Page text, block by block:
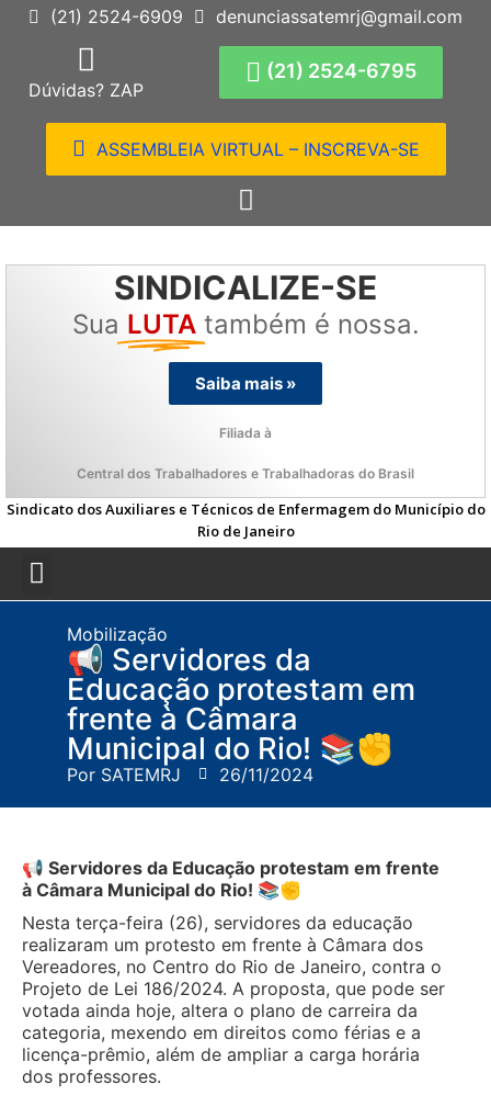
(21) 2524-6909 denunciassatemrj@gmail.com
Dúvidas? ZAP
(21) 2524-6795
ASSEMBLEIA VIRTUAL – INSCREVA-SE
SINDICALIZE-SE
Sua LUTA também é nossa.
Saiba mais »
Filiada à
Central dos Trabalhadores e Trabalhadoras do Brasil
Sindicato dos Auxiliares e Técnicos de Enfermagem do Município do
Rio de Janeiro
Mobilização
📢 Servidores da
Educação protestam em
frente à Câmara
Municipal do Rio! 📚✊
PorSATEMRJ 26/11/2024
📢 Servidores da Educação protestam em frente
à Câmara Municipal do Rio! 📚✊
Nesta terça-feira (26), servidores da educação
realizaram um protesto em frente à Câmara dos
Vereadores, no Centro do Rio de Janeiro, contra o
Projeto de Lei 186/2024. A proposta, que pode ser
votada ainda hoje, altera o plano de carreira da
categoria, mexendo em direitos como férias e a
licença-prêmio, além de ampliar a carga horária
dos professores.